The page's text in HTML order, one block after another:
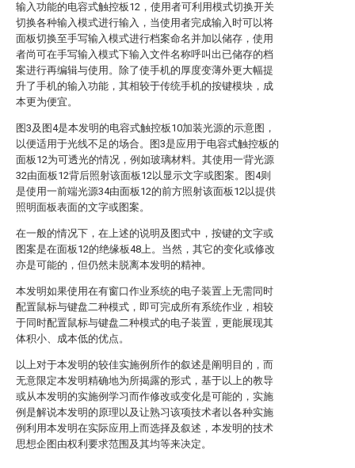
输入功能的电容式触控板12，使用者可利用模式切换开关
切换各种输入模式进行输入，当使用者完成输入时可以将
面板切换至手写输入模式进行档案命名并加以储存，使用
者尚可在手写输入模式下输入文件名称呼叫出已储存的档
案进行再编辑与使用。除了使手机的厚度变薄外更大幅提
升了手机的输入功能，其相较于传统手机的按键模块，成
本更为便宜。
图3及图4是本发明的电容式触控板10加装光源的示意图，
以便适用于光线不足的场合。图3是应用于电容式触控板的
面板12为可透光的情况，例如玻璃材料。其使用一背光源
32由面板12背后照射该面板12以显示文字或图案。图4则
是使用一前端光源34由面板12的前方照射该面板12以提供
照明面板表面的文字或图案。
在一般的情况下，在上述的说明及图式中，按键的文字或
图案是在面板12的绝缘板48上。当然，其它的变化或修改
亦是可能的，但仍然未脱离本发明的精神。
本发明如果使用在有窗口作业系统的电子装置上无需同时
配置鼠标与键盘二种模式，即可完成所有系统作业，相较
于同时配置鼠标与键盘二种模式的电子装置，更能展现其
体积小、成本低的优点。
以上对于本发明的较佳实施例所作的叙述是阐明目的，而
无意限定本发明精确地为所揭露的形式，基于以上的教导
或从本发明的实施例学习而作修改或变化是可能的，实施
例是解说本发明的原理以及让熟习该项技术者以各种实施
例利用本发明在实际应用上而选择及叙述，本发明的技术
思想企图由权利要求范围及其均等来决定。